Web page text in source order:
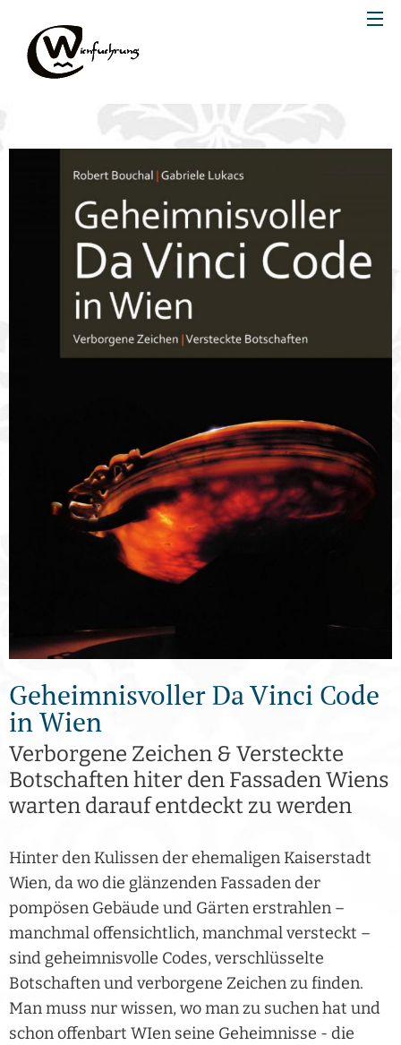
Geheimnisvoller Da Vinci Code
in Wien
Verborgene Zeichen & Versteckte
Botschaften hiter den Fassaden Wiens
warten darauf entdeckt zu werden
Hinter den Kulissen der ehemaligen Kaiserstadt
Wien, da wo die glänzenden Fassaden der
pompösen Gebäude und Gärten erstrahlen –
manchmal offensichtlich, manchmal versteckt –
sind geheimnisvolle Codes, verschlüsselte
Botschaften und verborgene Zeichen zu finden.
Man muss nur wissen, wo man zu suchen hat und
schon offenbart WIen seine Geheimnisse - die